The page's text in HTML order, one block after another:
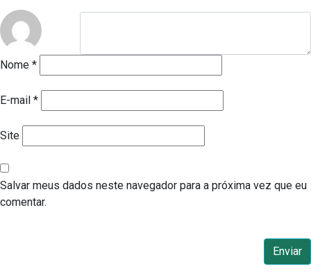
Nome *
E-mail *
Site
Salvar meus dados neste navegador para a próxima vez que eu
comentar.